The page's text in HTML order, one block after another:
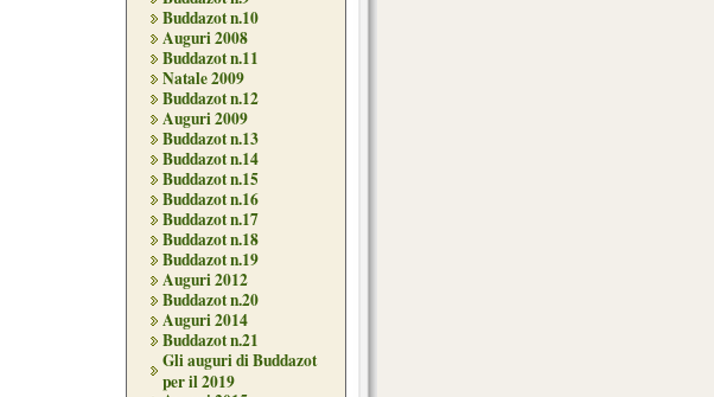
Buddazot n.10
Auguri 2008
Buddazot n.11
Natale 2009
Buddazot n.12
Auguri 2009
Buddazot n.13
Buddazot n.14
Buddazot n.15
Buddazot n.16
Buddazot n.17
Buddazot n.18
Buddazot n.19
Auguri 2012
Buddazot n.20
Auguri 2014
Buddazot n.21
Gli auguri di Buddazot
per il 2019